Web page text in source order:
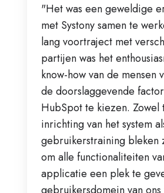
"Het was een geweldige
met Systony samen te
lang voortraject met
partijen was het
know-how van de mensen
de doorslaggevende
HubSpot te kiezen. Zowel
inrichting van het system
gebruikerstraining bleken
om alle functionaliteiten
applicatie een plek te
gebruikersdomein van